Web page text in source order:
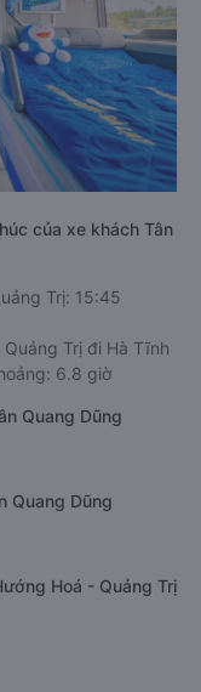
của xe khách Tân
Trị: 15:45
Trị đi Hà Tĩnh
6.8 giờ
Quang Dũng
Quang Dũng
Hoá - Quảng Trị